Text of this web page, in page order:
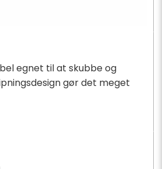
egnet til at skubbe og
gør det meget